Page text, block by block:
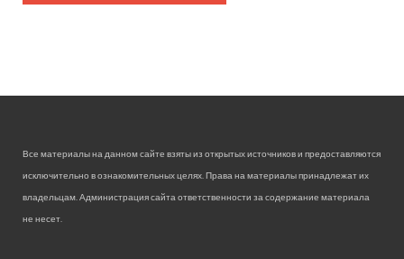
Все материалы на данном сайте взяты из открытых источников и предоставляются
исключительно в ознакомительных целях. Права на материалы принадлежат их
владельцам. Администрация сайта ответственности за содержание материала
не несет.